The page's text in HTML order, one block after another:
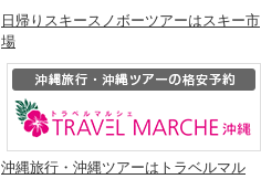
日帰りスキースノボーツアーはスキー市
場
沖縄旅行・沖縄ツアーはトラベルマル